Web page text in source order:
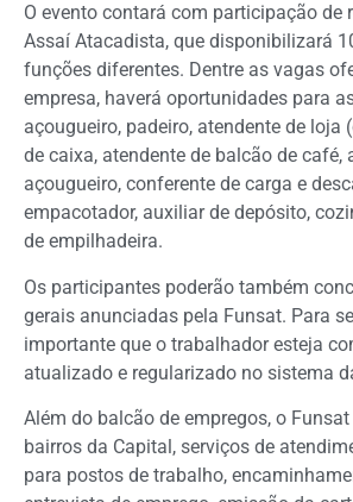
O evento contará com participação de
Assaí Atacadista, que disponibilizará
funções diferentes. Dentre as vagas
empresa, haverá oportunidades para
açougueiro, padeiro, atendente de loja
de caixa, atendente de balcão de café,
açougueiro, conferente de carga e
empacotador, auxiliar de depósito,
de empilhadeira.
Os participantes poderão também
gerais anunciadas pela Funsat. Para
importante que o trabalhador esteja
atualizado e regularizado no sistema
Além do balcão de empregos, o
bairros da Capital, serviços de
para postos de trabalho,